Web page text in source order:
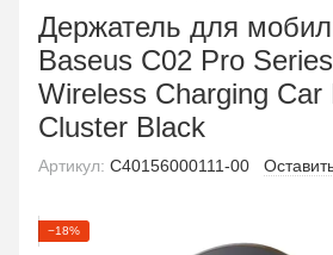
Держатель для
Baseus C02 Pro
Wireless Charging Car
Cluster Black
Артикул: C40156000111-00
−18%